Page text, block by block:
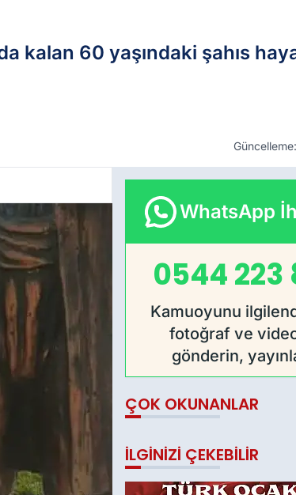
kalan 60 yaşındaki şahıs
WhatsApp
0544 223
Kamuoyunu
fotoğraf ve
gönderin,
ÇOK OKUNANLAR
İLGINIZI ÇEKEBILIR